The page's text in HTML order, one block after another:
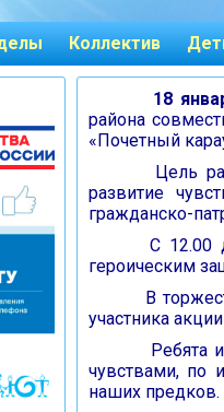
Коллектив
18
района
«Почетный
Цель
развитие
гражданско-
C 12.00
героическим
В
участника
Ребята
чувствами, по
наших предков.